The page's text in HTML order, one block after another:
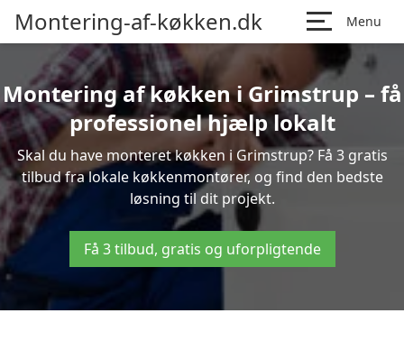
Montering-af-køkken.dk Menu
Montering af køkken i Grimstrup – få
professionel hjælp lokalt
Skal du have monteret køkken i Grimstrup? Få 3 gratis
tilbud fra lokale køkkenmontører, og find den bedste
løsning til dit projekt.
Få 3 tilbud, gratis og uforpligtende